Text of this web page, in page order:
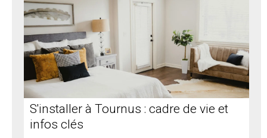
S'installer à Tournus : cadre de vie et
infos clés